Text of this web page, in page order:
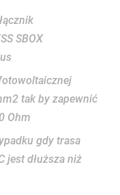
SBOX
tak by zapewnić
Ohm
gdy trasa
jest dłuższa niż